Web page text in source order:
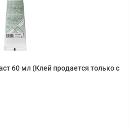
60 мл (Клей продается только с